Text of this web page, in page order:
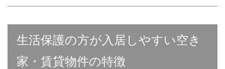
生活保護の方が入居しやすい空き
家・賃貸物件の特徴